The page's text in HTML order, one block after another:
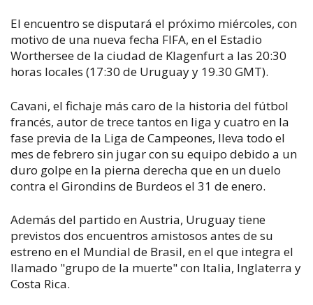
El encuentro se disputará el próximo miércoles, con
motivo de una nueva fecha FIFA, en el Estadio
Worthersee de la ciudad de Klagenfurt a las 20:30
horas locales (17:30 de Uruguay y 19.30 GMT).
Cavani, el fichaje más caro de la historia del fútbol
francés, autor de trece tantos en liga y cuatro en la
fase previa de la Liga de Campeones, lleva todo el
mes de febrero sin jugar con su equipo debido a un
duro golpe en la pierna derecha que en un duelo
contra el Girondins de Burdeos el 31 de enero.
Además del partido en Austria, Uruguay tiene
previstos dos encuentros amistosos antes de su
estreno en el Mundial de Brasil, en el que integra el
llamado "grupo de la muerte" con Italia, Inglaterra y
Costa Rica.